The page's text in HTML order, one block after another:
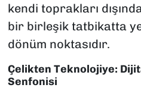
kendi toprakları
bir birleşik tatbikatta
dönüm noktasıdır.
Çelikten Teknolojiye:
Senfonisi